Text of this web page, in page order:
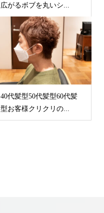
広がるボブを丸いシ...
40代髪型50代髪型60代髪
型お客様クリクリの...